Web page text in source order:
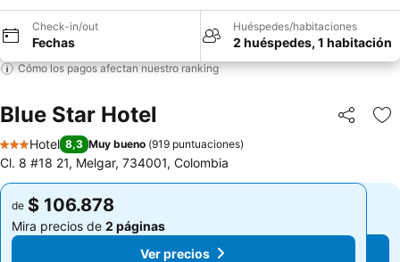
Check-in/out
Fechas
Huéspedes/habitaciones
2 huéspedes, 1 habitación
Cómo los pagos afectan nuestro ranking
Blue Star Hotel Compartir
3 Estrellas
Hotel 8,3 Muy bueno (919 puntuaciones)
Cl. 8 #18 21, Melgar, 734001, Colombia
de $ 106.878
Mira precios de 2 páginas
Ver precios
de $ 106.878
Mira precios de 2 páginas
Ver precios